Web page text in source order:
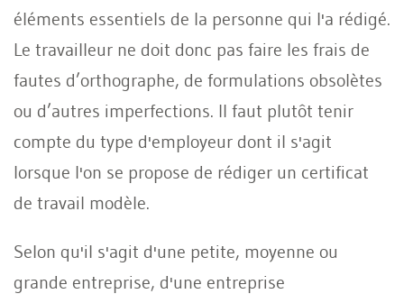
éléments essentiels de la personne qui l'a rédigé.
Le travailleur ne doit donc pas faire les frais de
fautes d’orthographe, de formulations obsolètes
ou d’autres imperfections. Il faut plutôt tenir
compte du type d'employeur dont il s'agit
lorsque l'on se propose de rédiger un certificat
de travail modèle.
Selon qu'il s'agit d'une petite, moyenne ou
grande entreprise, d'une entreprise